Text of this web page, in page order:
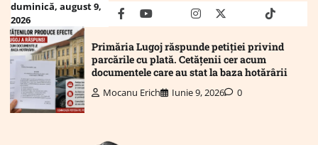
Skip
content
duminică, august 9,
2026
facebookyoutubeMailinstagram
twitter truthtiktok
Primăria Lugoj răspunde petiției privind
parcările cu plată. Cetățenii cer acum
documentele care au stat la baza hotărârii
Mocanu Erich Iunie 9, 2026 0